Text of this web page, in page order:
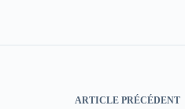
ARTICLE PRÉCÉDENT